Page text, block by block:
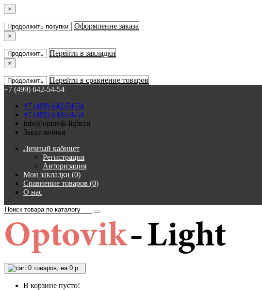
×
Продолжить покупки Оформление заказа
×
Продолжить Перейти в закладки
×
Продолжить
Перейти в сравнение товаров
+7 (499) 642-54-54
+7 (499) 642-54-54
+7 (499) 642-54-54
info@optovik-light.ru
Заказ звонка
Личный кабинет
Регистрация
Авторизация
Мои закладки (0)
Сравнение товаров (0)
О нас
0 товаров, на 0 р.
В корзине пусто!